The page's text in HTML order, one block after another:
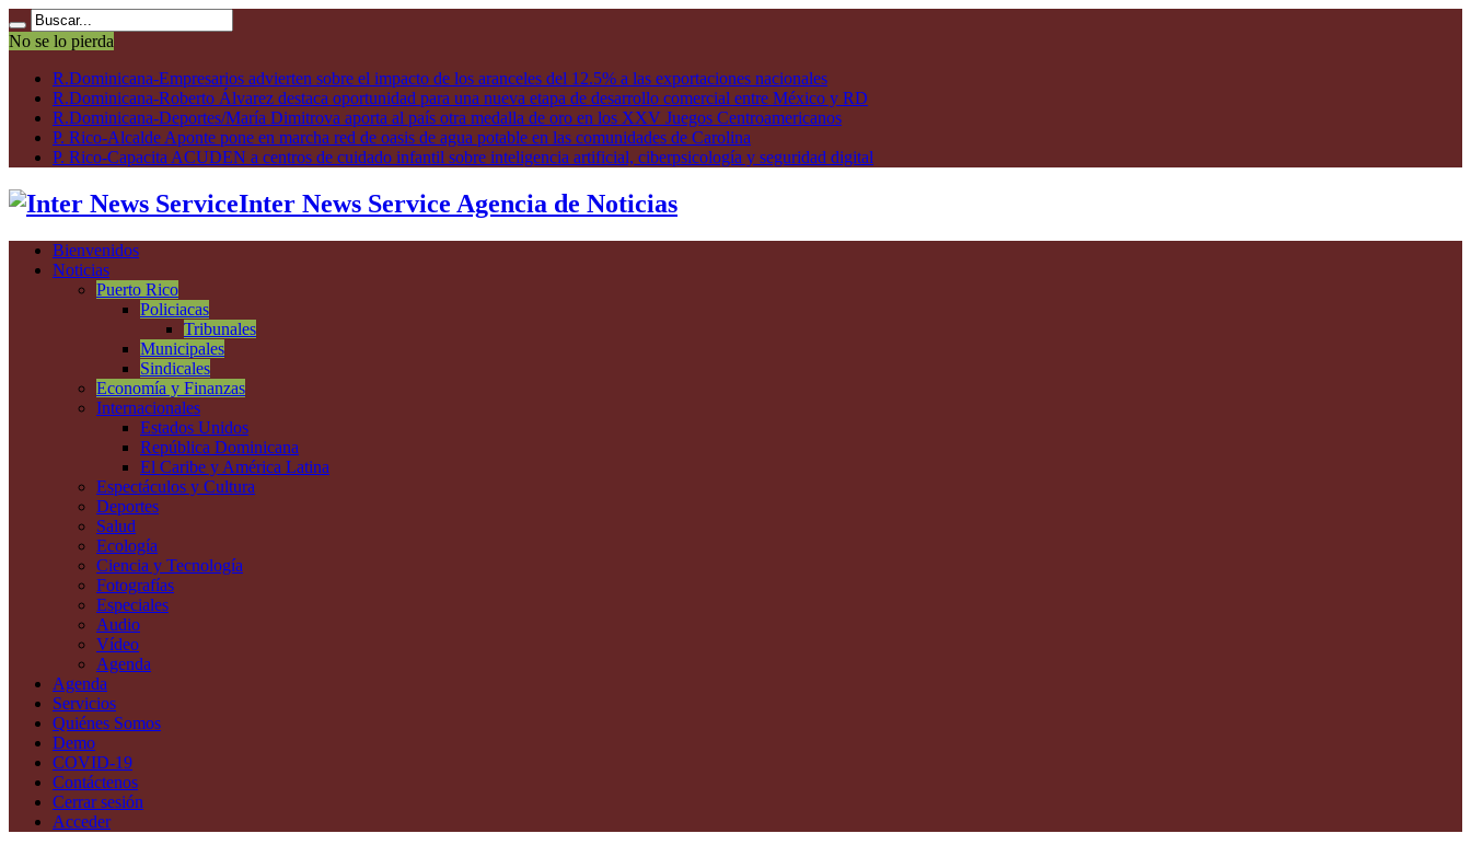
No se lo pierda
R.Dominicana-Empresarios advierten sobre el impacto de los aranceles del 12.5% a las exportaciones nacionales
R.Dominicana-Roberto Álvarez destaca oportunidad para una nueva etapa de desarrollo comercial entre México y RD
R.Dominicana-Deportes/María Dimitrova aporta al país otra medalla de oro en los XXV Juegos Centroamericanos
P. Rico-Alcalde Aponte pone en marcha red de oasis de agua potable en las comunidades de Carolina
P. Rico-Capacita ACUDEN a centros de cuidado infantil sobre inteligencia artificial, ciberpsicología y seguridad digital
Inter News Service Agencia de Noticias
Bienvenidos
Noticias
Puerto Rico
Policiacas
Tribunales
Municipales
Sindicales
Economía y Finanzas
Internacionales
Estados Unidos
República Dominicana
El Caribe y América Latina
Espectáculos y Cultura
Deportes
Salud
Ecología
Ciencia y Tecnología
Fotografías
Especiales
Audio
Vídeo
Agenda
Agenda
Servicios
Quiénes Somos
Demo
COVID-19
Contáctenos
Cerrar sesión
Acceder